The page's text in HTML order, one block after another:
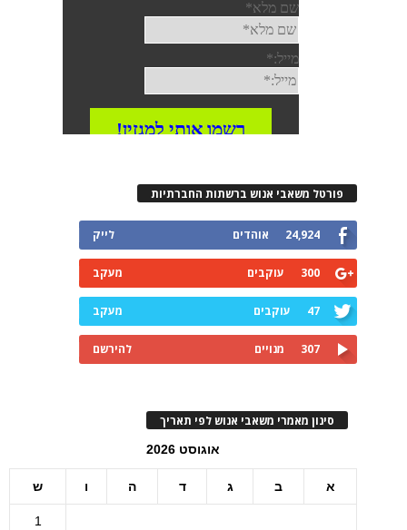
פורטל משאבי אנוש ברשתות החברתיות
24,924 אוהדים לייק
300 עוקבים מעקב
47 עוקבים מעקב
307 מנויים להירשם
סינון מאמרי משאבי אנוש לפי תאריך
אוגוסט 2026
א ב ג ד ה ו ש
1